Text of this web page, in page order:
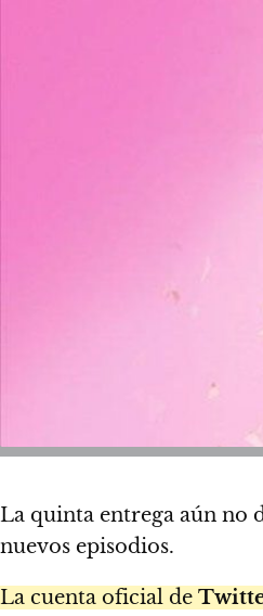
La quinta entrega aún no
nuevos episodios.
La cuenta oficial de